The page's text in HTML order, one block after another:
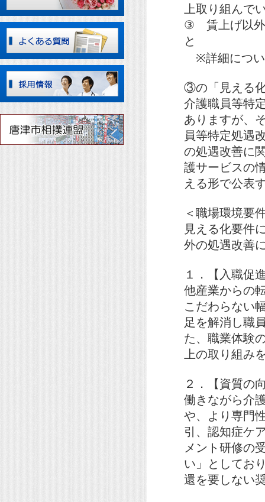
上取り組んで
③ 賃上げ以外
と
※詳細につい
③の「見える
介護職員等特
ありますが、
員等特定処遇
の処遇改善に
護サービスの
える形で公表
＜職場環境要
見える化要件
外の処遇改善
１．【入職促
他産業からの
こだわらない
足を解消し職
た、職業体験
上の取り組み
２．【資質の
働きながら介
や、より専門
引、認知症ケ
メント研修の
い」としてお
還を要しない